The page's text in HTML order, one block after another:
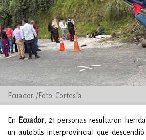
Ecuador. /Foto: Cortesía
En Ecuador, 21 personas resultaron
un autobús interprovincial que